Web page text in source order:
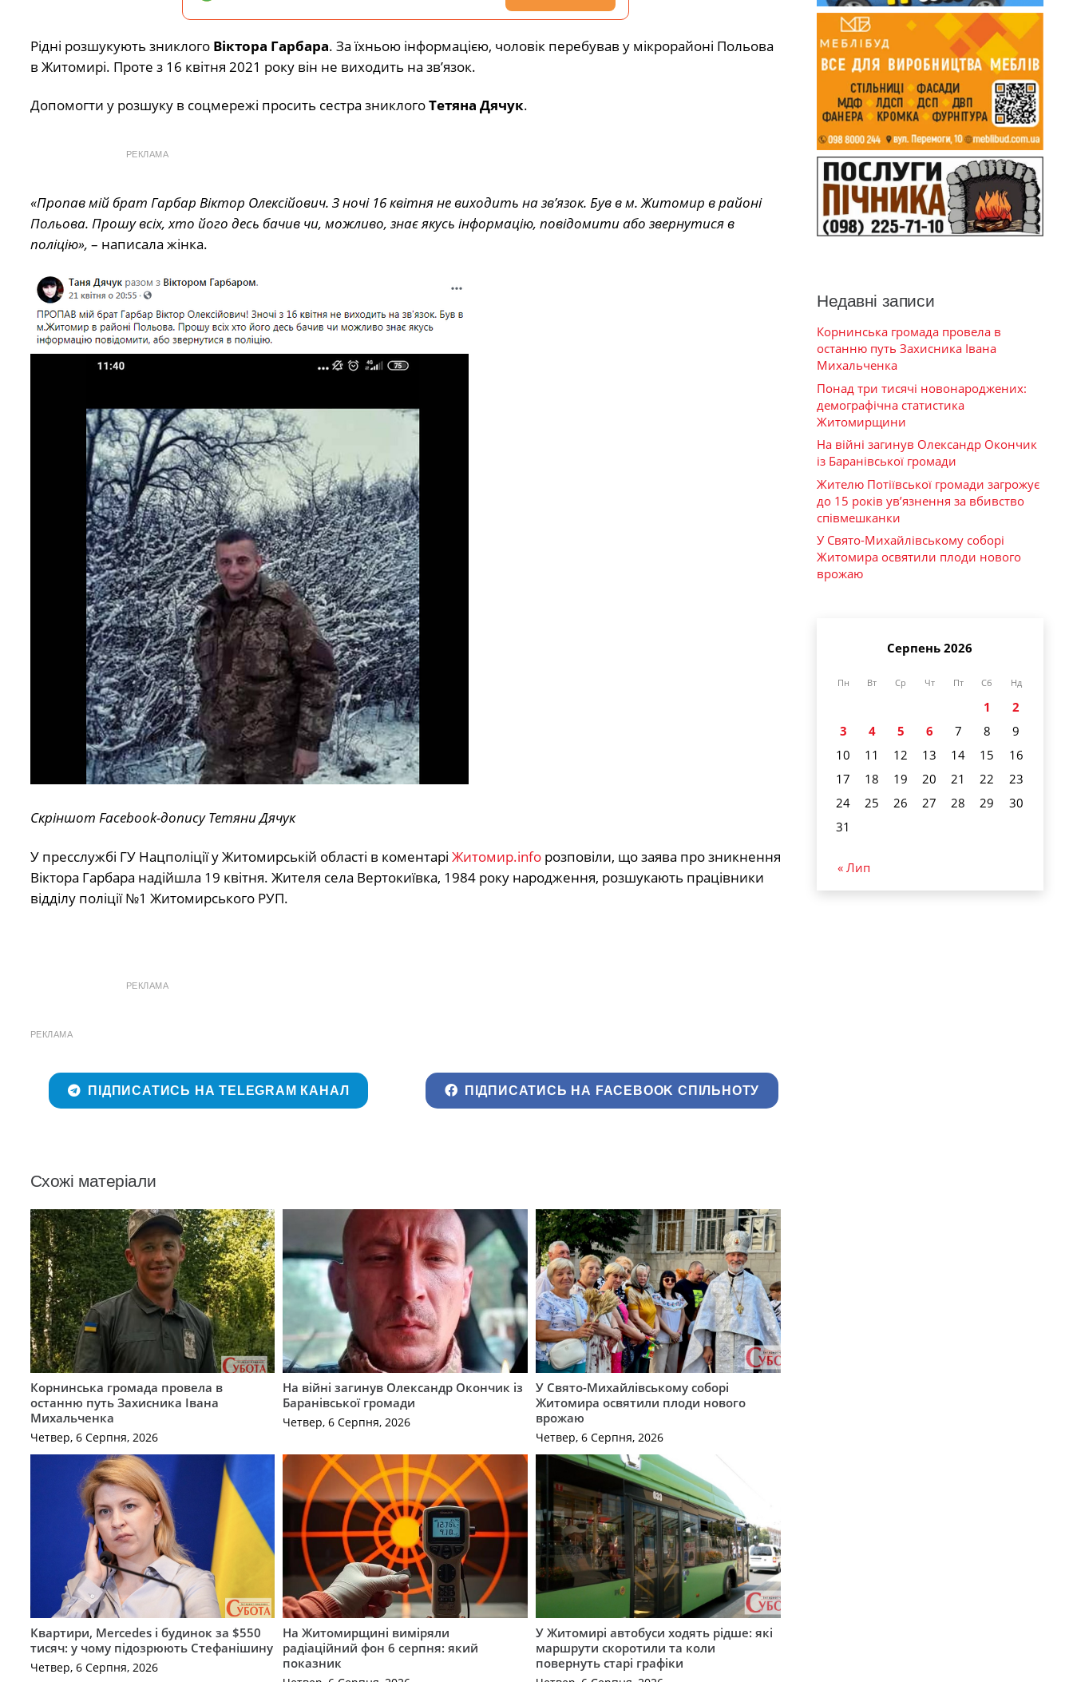
Рідні розшукують зниклого Віктора Гарбара. За їхньою інформацією, чоловік перебував у мікрорайоні Польова
в Житомирі. Проте з 16 квітня 2021 року він не виходить на зв’язок.
Допомогти у розшуку в соцмережі просить сестра зниклогоТетяна Дячук.
РЕКЛАМА
«Пропав мій брат Гарбар Віктор Олексійович. З ночі 16 квітня не виходить на зв’язок. Був в м. Житомир в районі
Польова. Прошу всіх, хто його десь бачив чи, можливо, знає якусь інформацію, повідомити або звернутися в
поліцію», – написала жінка.
Скріншот Facebook-допису Тетяни Дячук
У пресслужбі ГУ Нацполіції у Житомирській області в коментарі Житомир.infoрозповіли, що заява про зникнення
Віктора Гарбара надійшла 19 квітня. Жителя села Вертокиївка, 1984 року народження, розшукають працівники
відділу поліції №1 Житомирського РУП.
РЕКЛАМА
РЕКЛАМА
ПІДПИСАТИСЬ НА TELEGRAM КАНАЛ ПІДПИСАТИСЬ НА FACEBOOK СПІЛЬНОТУ
Схожі матеріали
Корнинська громада провела в
останню путь Захисника Івана
Михальченка
Четвер, 6 Серпня, 2026
На війні загинув Олександр Окончик із
Баранівської громади
Четвер, 6 Серпня, 2026
У Свято-Михайлівському соборі
Житомира освятили плоди нового
врожаю
Четвер, 6 Серпня, 2026
Квартири, Mercedes і будинок за $550
тисяч: у чому підозрюють Стефанішину
Четвер, 6 Серпня, 2026
На Житомирщині виміряли
радіаційний фон 6 серпня: який
показник
У Житомирі автобуси ходять рідше: які
маршрути скоротили та коли
повернуть старі графіки
Недавні записи
Корнинська громада провела в
останню путь Захисника Івана
Михальченка
Понад три тисячі новонароджених:
демографічна статистика
Житомирщини
На війні загинув Олександр Окончик
із Баранівської громади
Жителю Потіївської громади загрожує
до 15 років ув’язнення за вбивство
співмешканки
У Свято-Михайлівському соборі
Житомира освятили плоди нового
врожаю
Серпень 2026
Пн Вт Ср Чт Пт Сб Нд
1
2
3
4 5 6 7 8
9
10
11 12 13 14 15
16
17
18 19 20 21 22
23
24
25 26 27 28 29
30
31
« Лип